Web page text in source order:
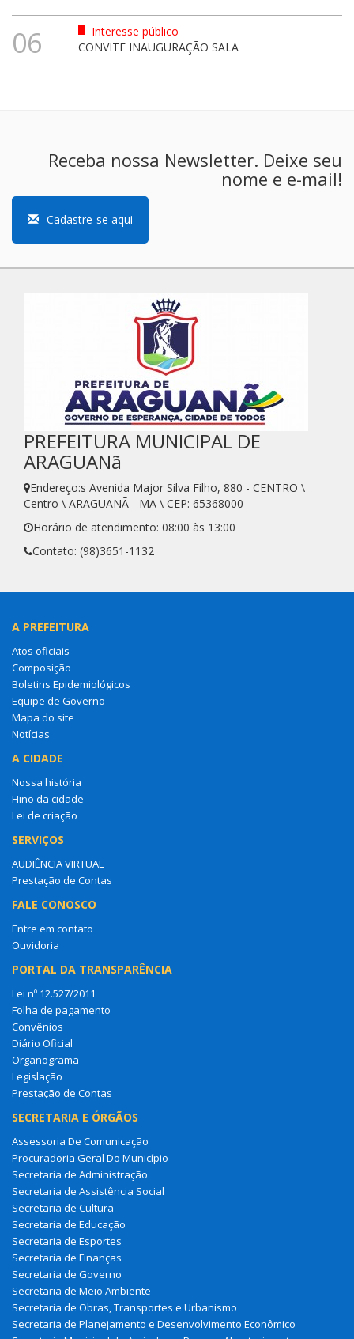
06
Interesse público
CONVITE INAUGURAÇÃO SALA
Receba nossa Newsletter. Deixe seu
nome e e-mail!
Cadastre-se aqui
PREFEITURA MUNICIPAL DE
ARAGUANã
Endereço:s Avenida Major Silva Filho, 880 - CENTRO \
Centro \ ARAGUANÃ - MA \ CEP: 65368000
Horário de atendimento: 08:00 às 13:00
Contato: (98)3651-1132
A PREFEITURA
Atos oficiais
Composição
Boletins Epidemiológicos
Equipe de Governo
Mapa do site
Notícias
A CIDADE
Nossa história
Hino da cidade
Lei de criação
SERVIÇOS
AUDIÊNCIA VIRTUAL
Prestação de Contas
FALE CONOSCO
Entre em contato
Ouvidoria
PORTAL DA TRANSPARÊNCIA
Lei nº 12.527/2011
Folha de pagamento
Convênios
Diário Oficial
Organograma
Legislação
Prestação de Contas
SECRETARIA E ÓRGÃOS
Assessoria De Comunicação
Procuradoria Geral Do Município
Secretaria de Administração
Secretaria de Assistência Social
Secretaria de Cultura
Secretaria de Educação
Secretaria de Esportes
Secretaria de Finanças
Secretaria de Governo
Secretaria de Meio Ambiente
Secretaria de Obras, Transportes e Urbanismo
Secretaria de Planejamento e Desenvolvimento Econômico